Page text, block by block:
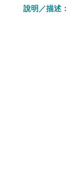
說明／描述：